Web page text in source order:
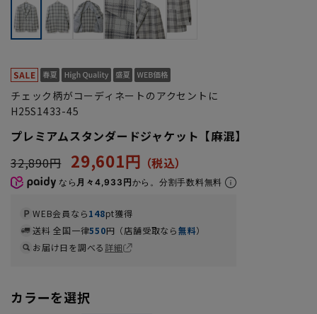
チェック柄がコーディネートのアクセントに
H25S1433-45
プレミアムスタンダードジャケット【麻混】
32,890円
29,601円
なら 月々4,933円から。分割手数料無料
WEB会員なら148pt獲得
送料 全国一律550円（店舗受取なら無料）
お届け日を調べる詳細
カラーを選択